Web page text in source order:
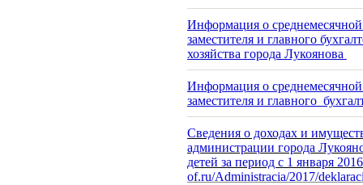
Информация о среднемесячной
заместителя и главного
хозяйства города Лукоянова
Информация о среднемесячной
заместителя и главного
Сведения о доходах и
администрации города
детей за период с 1 января
of.ru/Administracia/2017/